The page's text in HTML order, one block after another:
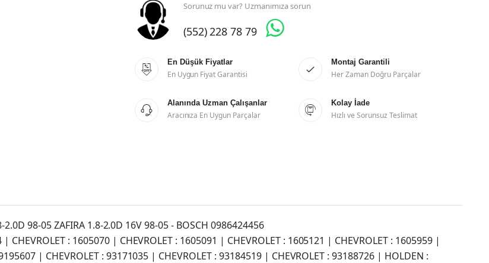
Sorunuz mu var? Uzmanımıza sorun
(552) 228 78 79 

En Düşük Fiyatlar
En Uygun Fiyat Garantisi 
Montaj Garantili
Her Zaman Doğru Parçalar

Alanında Uzman Çalışanlar
Aracınıza En Uygun Parçalar 
Kolay İade
Hızlı ve Sorunsuz Teslimat
98-05 ZAFIRA 1.8-2.0D 16V 98-05 - BOSCH 0986424456
CHEVROLET : 1605070 | CHEVROLET : 1605091 | CHEVROLET : 1605121 | CHEVROLET : 1605959 |
| CHEVROLET : 93171035 | CHEVROLET : 93184519 | CHEVROLET : 93188726 | HOLDEN :